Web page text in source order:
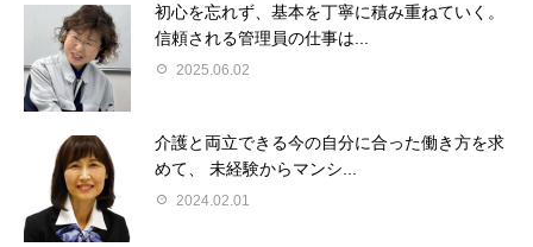
初心を忘れず、基本を丁寧に積み重ねていく。
信頼される管理員の仕事は...
2025.06.02
介護と両立できる今の自分に合った働き方を求
めて、 未経験からマンシ...
2024.02.01